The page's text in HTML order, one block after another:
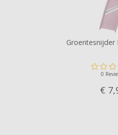
Groentesnijder
0
€ 7,